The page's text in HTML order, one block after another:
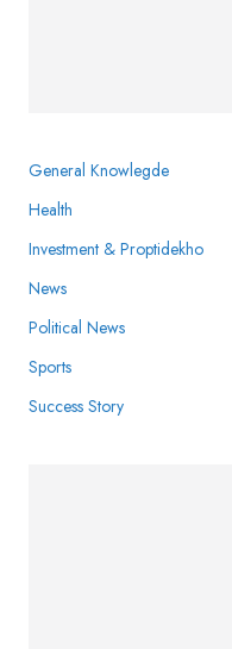
General Knowlegde
Health
Investment & Proptidekho
News
Political News
Sports
Success Story